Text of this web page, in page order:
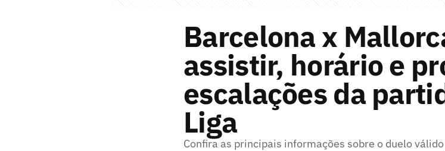
Barcelona x
assistir, horário e
escalações da
Liga
Confira as principais informações sobre o duelo